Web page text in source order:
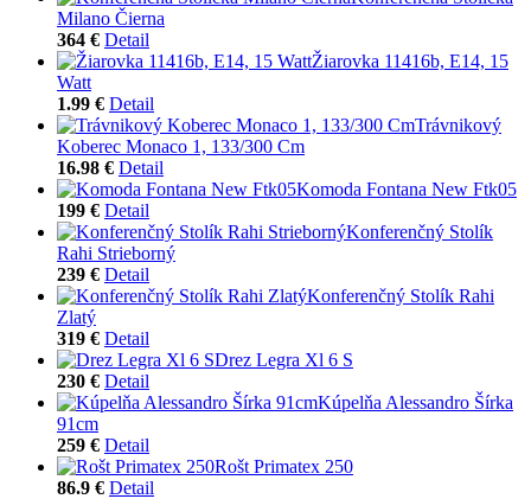
Milano Čierna
364 € Detail
Žiarovka 11416b, E14, 15
Watt
1.99 € Detail
Trávnikový
Koberec Monaco 1, 133/300 Cm
16.98 € Detail
Komoda Fontana New Ftk05
199 € Detail
Konferenčný Stolík
Rahi Strieborný
239 € Detail
Konferenčný Stolík Rahi
Zlatý
319 € Detail
Drez Legra Xl 6 S
230 € Detail
Kúpelňa Alessandro Šírka
91cm
259 € Detail
Rošt Primatex 250
86.9 € Detail